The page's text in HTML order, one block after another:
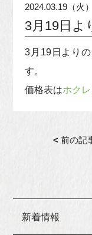
2024.03.19（火）
3月19日よ
3月19日より
す。
価格表はホク
< 前の記
新着情報